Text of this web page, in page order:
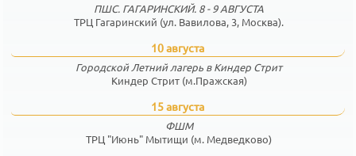
ПШС. ГАГАРИНСКИЙ. 8 - 9 АВГУСТА
ТРЦ Гагаринский (ул. Вавилова, 3, Москва).
10 августа
Городской Летний лагерь в Киндер Стрит
Киндер Стрит (м.Пражская)
15 августа
ФШМ
ТРЦ "Июнь" Мытищи (м. Медведково)